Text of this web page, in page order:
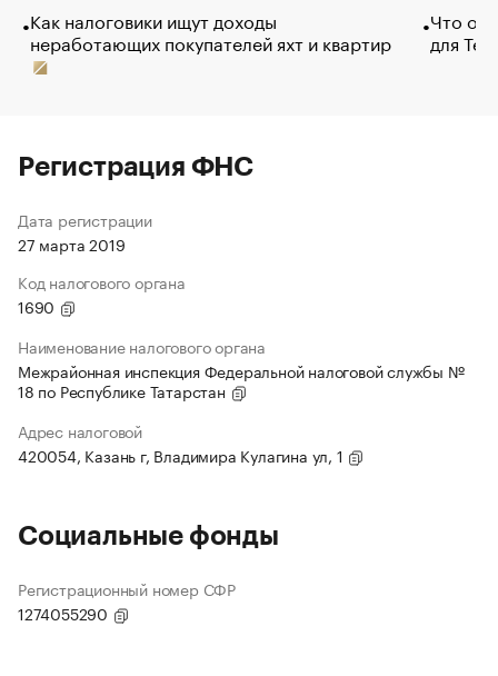
Как налоговики ищут доходы
неработающих покупателей яхт и квартир
Что
для
Регистрация ФНС
Дата регистрации
27 марта 2019
Код налогового органа
1690
Наименование налогового органа
Межрайонная инспекция Федеральной налоговой службы №
18 по Республике Татарстан
Адрес налоговой
420054, Казань г, Владимира Кулагина ул, 1
Социальные фонды
Регистрационный номер СФР
1274055290